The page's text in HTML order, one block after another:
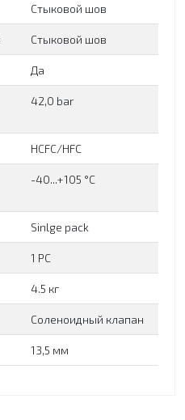
Cтыковой шов
Cтыковой шов
Да
42,0 bar
HCFC/HFC
-40...+105 °C
Sinlge pack
1 PC
4.5 кг
Соленоидный клапан
13,5 мм